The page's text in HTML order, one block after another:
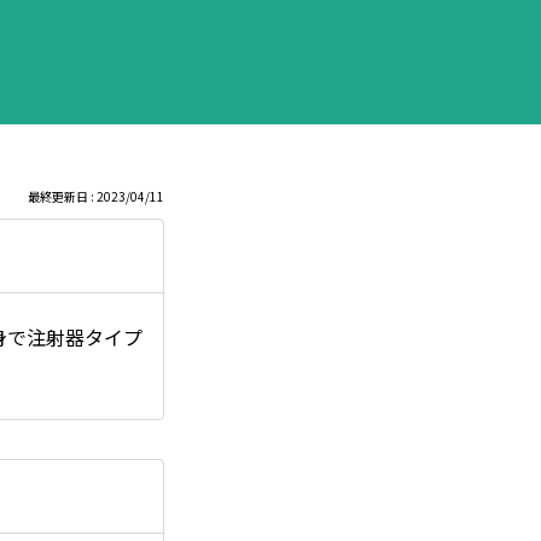
最終更新日 : 2023/04/11
で注射器タイプ